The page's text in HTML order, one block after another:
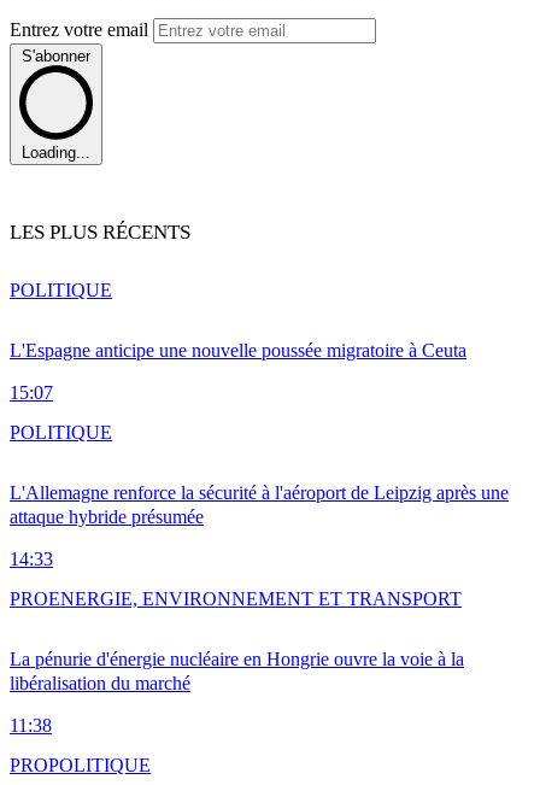
Entrez votre email
S'abonner
Loading...
LES PLUS RÉCENTS
L'Espagne anticipe une nouvelle poussée migratoire à Ceuta
15:07
POLITIQUE
L'Allemagne renforce la sécurité à l'aéroport de Leipzig après une
attaque hybride présumée
14:33
POLITIQUE
La pénurie d'énergie nucléaire en Hongrie ouvre la voie à la
libéralisation du marché
11:38
PROENERGIE, ENVIRONNEMENT ET TRANSPORT
PROPOLITIQUE